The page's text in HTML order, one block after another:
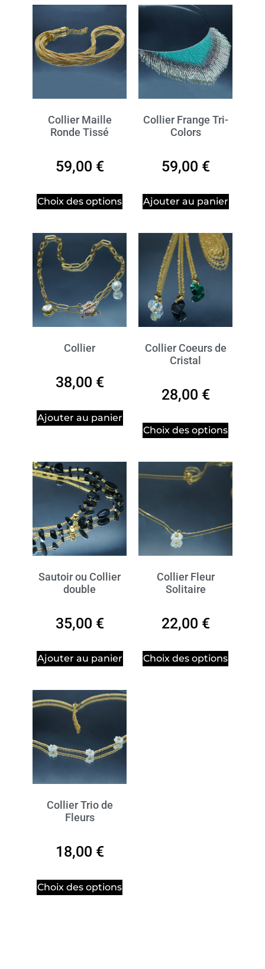
Collier Maille
Ronde Tissé
59,00 €
Choix des options
Collier Frange Tri-
Colors
59,00 €
Ajouter au panier
Collier
38,00 €
Ajouter au panier
Collier Coeurs de
Cristal
28,00 €
Choix des options
Sautoir ou Collier
double
35,00 €
Ajouter au panier
Collier Fleur
Solitaire
22,00 €
Choix des options
Collier Trio de
Fleurs
18,00 €
Choix des options